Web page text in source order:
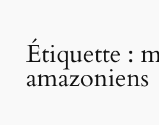
Étiquette :
amazoniens